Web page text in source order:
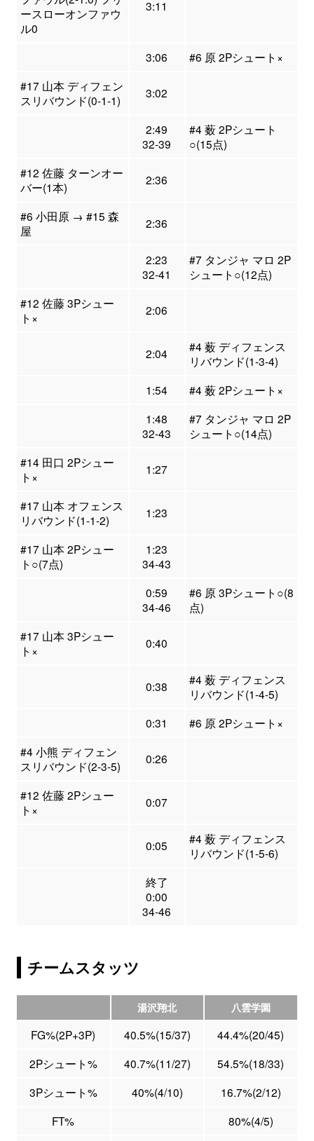
ースローオンファウ
ル0
3:11
3:06
#6 原 2Pシュート×
#17 山本 ディフェン
スリバウンド(0-1-1)
3:02
2:49
32-39
#4 薮 2Pシュート
○(15点)
#12 佐藤 ターンオー
バー(1本)
2:36
#6 小田原 → #15 森
屋
2:36
2:23
32-41
#7 タンジャ マロ 2P
シュート○(12点)
#12 佐藤 3Pシュー
ト×
2:06
2:04
#4 薮 ディフェンス
リバウンド(1-3-4)
1:54
#4 薮 2Pシュート×
1:48
32-43
#7 タンジャ マロ 2P
シュート○(14点)
#14 田口 2Pシュー
ト×
1:27
#17 山本 オフェンス
リバウンド(1-1-2)
1:23
#17 山本 2Pシュー
ト○(7点)
1:23
34-43
0:59
34-46
#6 原 3Pシュート○(8
点)
#17 山本 3Pシュー
ト×
0:40
0:38
#4 薮 ディフェンス
リバウンド(1-4-5)
0:31
#6 原 2Pシュート×
#4 小熊 ディフェン
スリバウンド(2-3-5)
0:26
#12 佐藤 2Pシュー
ト×
0:07
0:05
#4 薮 ディフェンス
リバウンド(1-5-6)
終了
0:00
34-46
チームスタッツ
湯沢翔北 八雲学園
FG%(2P+3P) 40.5%(15/37)
44.4%(20/45)
2Pシュート%
40.7%(11/27)
54.5%(18/33)
3Pシュート%
40%(4/10)
16.7%(2/12)
FT%
80%(4/5)